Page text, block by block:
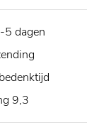
5 dagen
9,3